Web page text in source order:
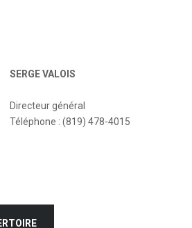
SERGE VALOIS
Directeur général
Téléphone : (819) 478-4015